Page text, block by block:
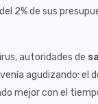
2% de sus
autoridades de
agudizando: el
mejor con el